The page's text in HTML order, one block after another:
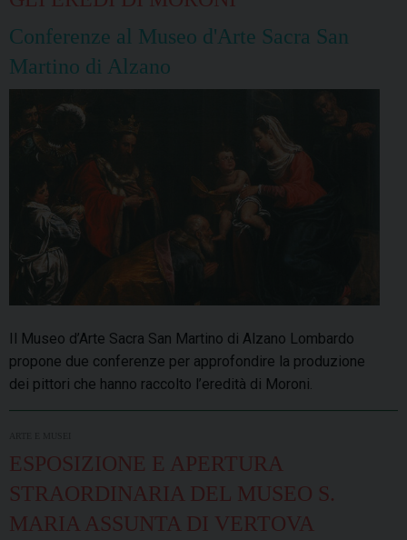
Conferenze al Museo d'Arte Sacra San
Martino di Alzano
Il Museo d’Arte Sacra San Martino di Alzano Lombardo
propone due conferenze per approfondire la produzione
dei pittori che hanno raccolto l’eredità di Moroni.
ESPOSIZIONE E APERTURA
STRAORDINARIA DEL MUSEO S.
MARIA ASSUNTA DI VERTOVA